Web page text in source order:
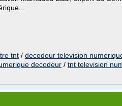
tnt / decodeur television
decodeur / tnt television